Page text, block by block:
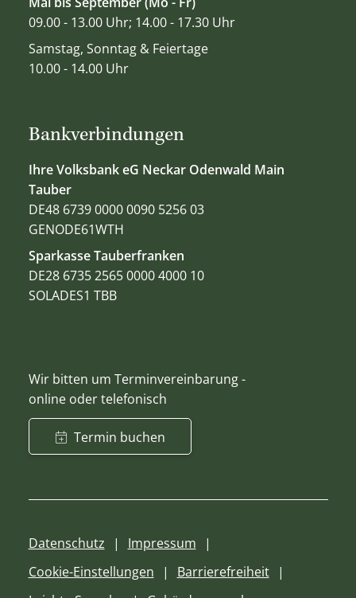
Bankverbindungen
Ihre Volksbank eG Neckar Odenwald Main
Tauber
DE48 6739 0000 0090 5256 03
GENODE61WTH
Sparkasse Tauberfranken
DE28 6735 2565 0000 4000 10
SOLADES1 TBB
Wir bitten um Terminvereinbarung -
online oder telefonisch
Termin buchen
09.00 - 13.00 Uhr; 14.00 - 17.30 Uhr
Samstag, Sonntag & Feiertage
10.00 - 14.00 Uhr
Datenschutz
Impressum
Cookie-Einstellungen
Barrierefreiheit